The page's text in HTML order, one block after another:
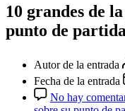
10 grandes de
punto de partida
Autor de la entrada
Fecha de la entrada
No hay